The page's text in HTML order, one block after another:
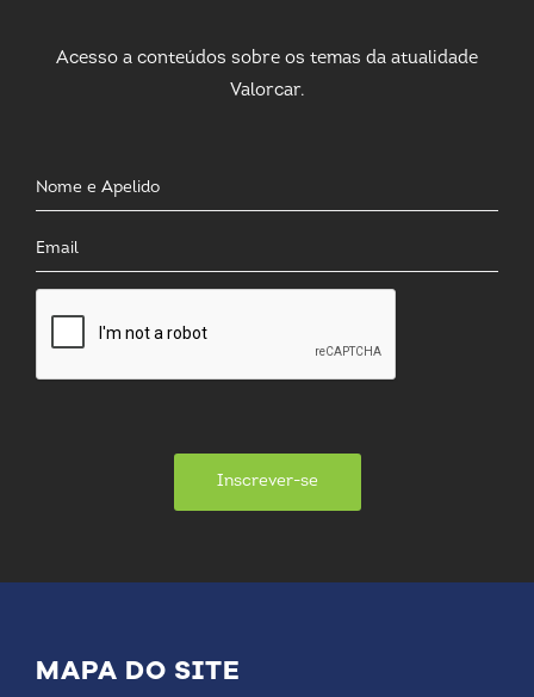
Acesso a conteúdos sobre os temas da atualidade
Valorcar.
Inscrever-se
MAPA DO SITE